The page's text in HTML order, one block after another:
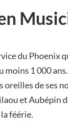
du Phoenix
moins 1 000 ans.
de ses
et Aubépin
féérie.